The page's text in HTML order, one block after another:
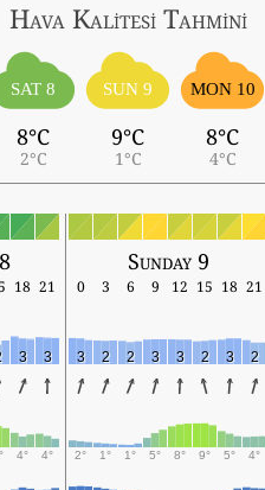
Hava Kalitesi Tahmini
SAT 8
8°C
2°C
SUN 9
9°C
1°C
MON 10
8°C
4°C
Sunday 9
18 21 0 3 6 9 12 15 18 21
3 3 3 2 2 3 3 2 3 2
4° 4° 2° 1° 1° 5° 8° 9° 5° 4°